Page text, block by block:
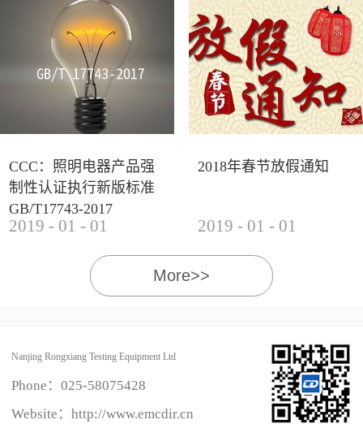
业内外人士参观驻足。展会期间我公司举办了《电磁
兼容测试和设计技术》技术讲座，本次讲座同时特邀
德国Langer公司资深工程师Lars Glaesser...
CCC：照明电器产品强
制性认证执行新版标准
GB/T17743-2017
2019 - 01 - 01
2018年春节放假通知
2019 - 01 - 01
More>>
Nanjing Rongxiang Testing Equipment Ltd
Phone： 025-58075428
Website：http://www.emcdir.cn